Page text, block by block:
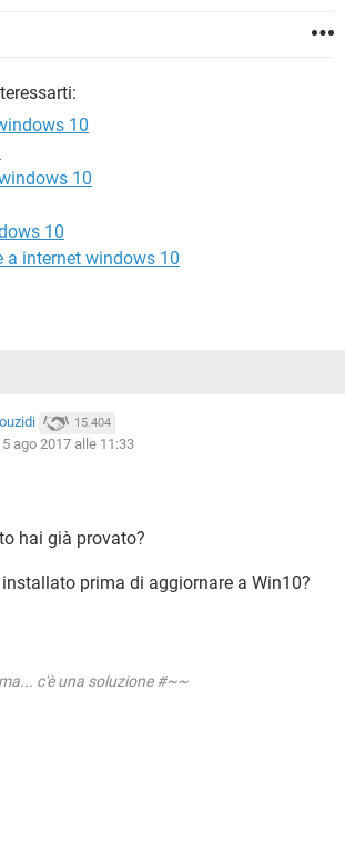
10
10
10
a internet windows 10
15.404
ago 2017 alle 11:33
hai già provato?
prima di aggiornare a Win10?
c'è una soluzione #~~